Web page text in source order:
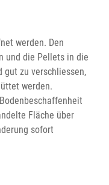
werden. Den
und die Pellets in die
gut zu verschliessen,
werden.
Fläche über
sofort